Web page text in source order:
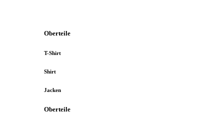
Oberteile
T-Shirt
Shirt
Jacken
Oberteile